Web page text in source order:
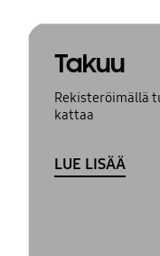
Takuu
Rekisteröimällä
kattaa
LUE LISÄÄ